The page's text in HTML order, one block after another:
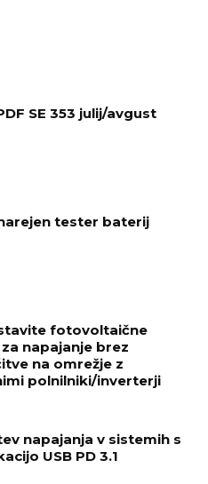
SE 353 julij/avgust
tester baterij
fotovoltaične
napajanje brez
na omrežje z
polnilniki/inverterji
napajanja v sistemih s
USB PD 3.1